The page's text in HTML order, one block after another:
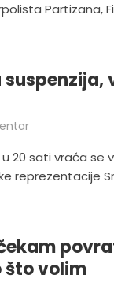
Partizana,
20 sati vraća se
reprezentacije
što volim